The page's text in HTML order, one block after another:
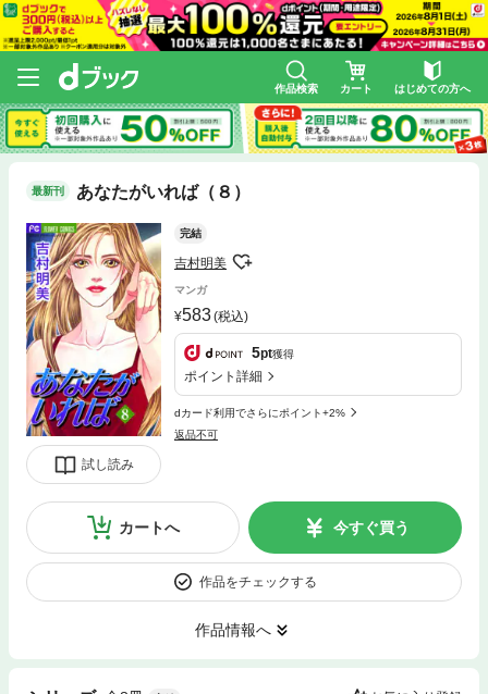
作品検索 カート はじめての方へ
最新刊 あなたがいれば（８）
試し読み
完結
吉村明美
マンガ
583(税込)
5pt獲得
ポイント詳細
dカード利用でさらにポイント+2%
返品不可
カートへ 今すぐ買う
作品をチェックする
作品情報へ